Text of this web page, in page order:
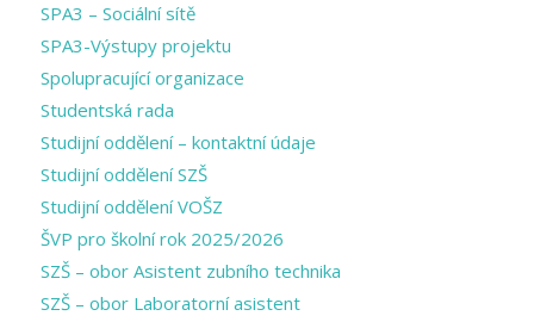
SPA3 – Sociální sítě
SPA3-Výstupy projektu
Spolupracující organizace
Studentská rada
Studijní oddělení – kontaktní údaje
Studijní oddělení SZŠ
Studijní oddělení VOŠZ
ŠVP pro školní rok 2025/2026
SZŠ – obor Asistent zubního technika
SZŠ – obor Laboratorní asistent